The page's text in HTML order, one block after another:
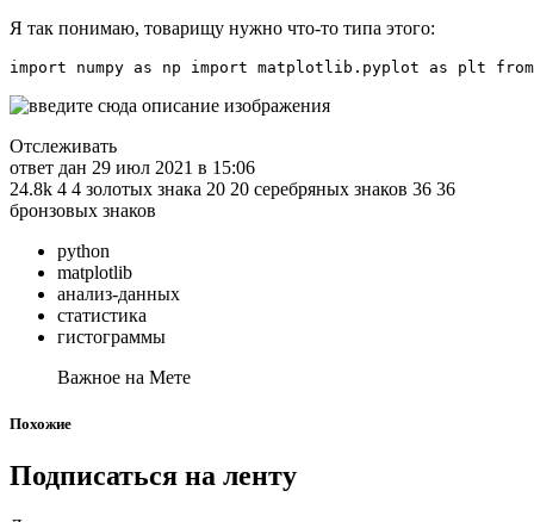
Я так понимаю, товарищу нужно что-то типа этого:
import numpy as np import matplotlib.pyplot as plt from
Отслеживать
ответ дан 29 июл 2021 в 15:06
24.8k 4 4 золотых знака 20 20 серебряных знаков 36 36
бронзовых знаков
python
matplotlib
анализ-данных
статистика
гистограммы
Важное на Мете
Похожие
Подписаться на ленту